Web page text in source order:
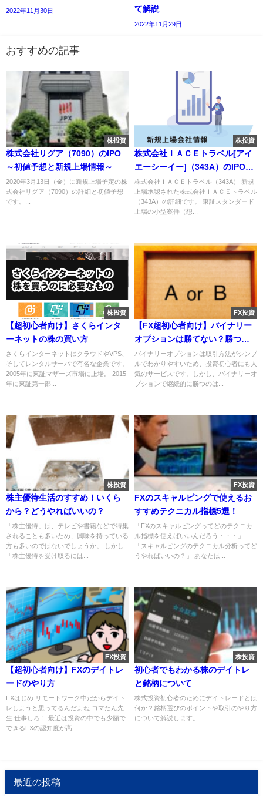
2022年11月30日
て解説
2022年11月29日
おすすめの記事
株投資
株式会社リグア（7090）のIPO
～初値予想と新規上場情報～
2020年3月13日（金）に新規上場予定の株
式会社リグア（7090）の詳細と初値予想
です。...
株投資
株式会社ＩＡＣＥトラベル[アイ
エーシーイー]（343A）のIPO～
初値予想と新規上場情報～
株式会社ＩＡＣＥトラベル（343A） 新規
上場承認された株式会社ＩＡＣＥトラベル
（343A）の詳細です。 東証スタンダード
上場の小型案件（想...
株投資
【超初心者向け】さくらインタ
ーネットの株の買い方
さくらインターネットはクラウドやVPS、
そしてレンタルサーバで有名な企業です。
2005年に東証マザーズ市場に上場。 2015
年に東証第一部...
FX投資
【FX超初心者向け】バイナリー
オプションは勝てない？勝つ為
の秘策は？
バイナリーオプションは取引方法がシンプ
ルでわかりやすいため、投資初心者にも人
気のサービスです。しかし、バイナリーオ
プションで継続的に勝つのは...
株投資
株主優待生活のすすめ！いくら
から？どうやればいいの？
「株主優待」は、テレビや書籍などで特集
されることも多いため、興味を持っている
方も多いのではないでしょうか。 しかし
「株主優待を受け取るには...
FX投資
FXのスキャルピングで使えるお
すすめテクニカル指標5選！
「FXのスキャルピングってどのテクニカ
ル指標を使えばいいんだろう・・・」
「スキャルピングのテクニカル分析ってど
うやればいいの？」 あなたは...
FX投資
【超初心者向け】FXのデイトレ
ードのやり方
FXはじめ リモートワーク中だからデイト
レしようと思ってるんだよね コマたん先
生 仕事しろ！ 最近は投資の中でも少額で
できるFXの認知度が高...
株投資
初心者でもわかる株のデイトレ
と銘柄について
株式投資初心者のためにデイトレードとは
何か？銘柄選びのポイントや取引のやり方
について解説します。...
最近の投稿